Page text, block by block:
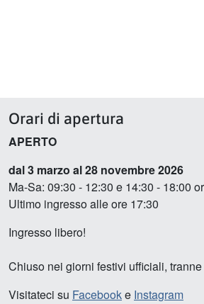
Orari di apertura
APERTO
dal 3 marzo al 28 novembre 2026
Ma-Sa: 09:30 - 12:30 e 14:30 - 18:00
Ultimo ingresso alle ore 17:30
Ingresso libero!
Chiuso nei giorni festivi ufficiali,
Visitateci su Facebooke Instagram